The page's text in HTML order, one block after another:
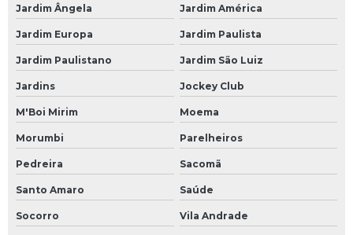
Programação de placas eletrônicas
Rack industrial com gaveta
Rack industrial com painel
Recuperação de driver
Recuperação de módulos eletrônicos
Recuperação de placas eletrônicas
Recuperação nobreak
Reforma de inversores
Reparação de módulos eletrônicos
Jardim Ângela Jardim América
Jardim Europa Jardim Paulista
Jardim Paulistano Jardim São Luiz
Jardins Jockey Club
M'Boi Mirim Moema
Morumbi Parelheiros
Pedreira Sacomã
Santo Amaro Saúde
Socorro Vila Andrade